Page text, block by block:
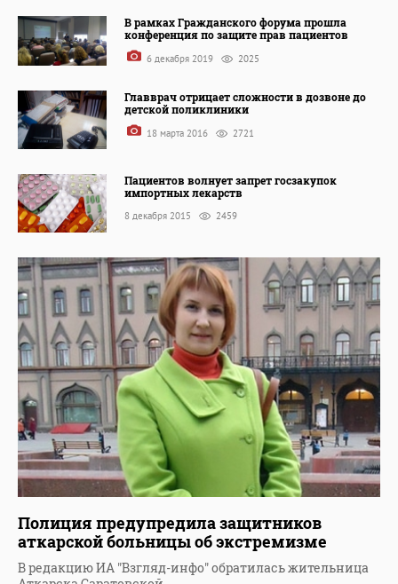
В рамках Гражданского форума прошла
конференция по защите прав пациентов
6 декабря 2019 2025
Главврач отрицает сложности в дозвоне до
детской поликлиники
18 марта 2016 2721
Пациентов волнует запрет госзакупок
импортных лекарств
8 декабря 2015 2459
Полиция предупредила защитников
аткарской больницы об экстремизме
В редакцию ИА "Взгляд-инфо" обратилась жительница